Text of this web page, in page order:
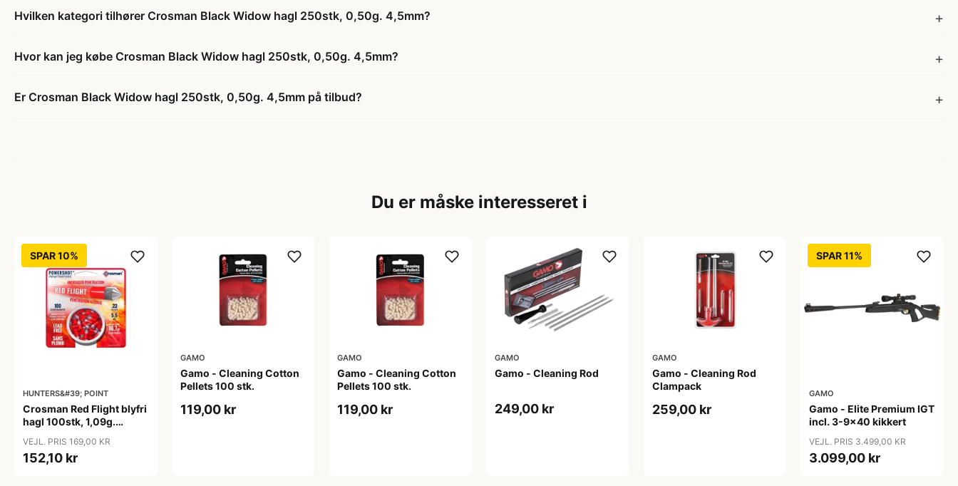
Hvilken kategori tilhører Crosman Black Widow hagl 250stk, 0,50g. 4,5mm?
Hvor kan jeg købe Crosman Black Widow hagl 250stk, 0,50g. 4,5mm?
Er Crosman Black Widow hagl 250stk, 0,50g. 4,5mm på tilbud?
Du er måske interesseret i
SPAR 10%
HUNTERS&#39; POINT
Crosman Red Flight blyfri
hagl 100stk, 1,09g.
VEJL. PRIS 169,00 KR
152,10 kr
GAMO
Gamo - Cleaning Cotton
Pellets 100 stk.
119,00 kr
GAMO
Gamo - Cleaning Cotton
Pellets 100 stk.
119,00 kr
GAMO
Gamo - Cleaning Rod
249,00 kr
GAMO
Gamo - Cleaning Rod
Clampack
259,00 kr
SPAR 11%
GAMO
Gamo - Elite Premium IGT
incl. 3-9x40 kikkert
VEJL. PRIS 3.499,00 KR
3.099,00 kr